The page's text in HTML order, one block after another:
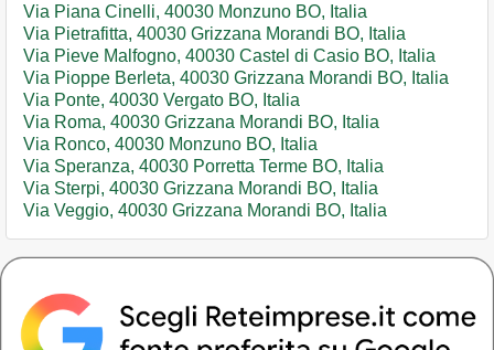
Via Piana Cinelli, 40030 Monzuno BO, Italia
Via Pietrafitta, 40030 Grizzana Morandi BO, Italia
Via Pieve Malfogno, 40030 Castel di Casio BO, Italia
Via Pioppe Berleta, 40030 Grizzana Morandi BO, Italia
Via Ponte, 40030 Vergato BO, Italia
Via Roma, 40030 Grizzana Morandi BO, Italia
Via Ronco, 40030 Monzuno BO, Italia
Via Speranza, 40030 Porretta Terme BO, Italia
Via Sterpi, 40030 Grizzana Morandi BO, Italia
Via Veggio, 40030 Grizzana Morandi BO, Italia